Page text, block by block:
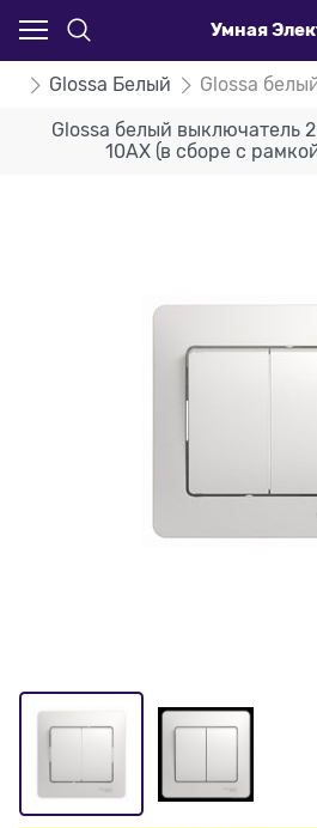
Умная
Glossa Белый Glossa
Glossa белый выключатель
10АХ (в сборе с